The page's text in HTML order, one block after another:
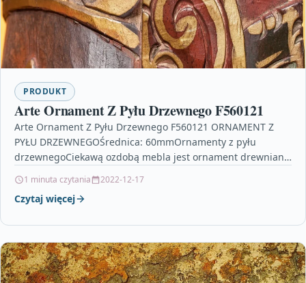
PRODUKT
Arte Ornament Z Pyłu Drzewnego F560121
Arte Ornament Z Pyłu Drzewnego F560121 ORNAMENT Z
PYŁU DRZEWNEGOŚrednica: 60mmOrnamenty z pyłu
drzewnegoCiekawą ozdobą mebla jest ornament drewniany
1 minuta czytania 2022-12-17
Czytaj więcej